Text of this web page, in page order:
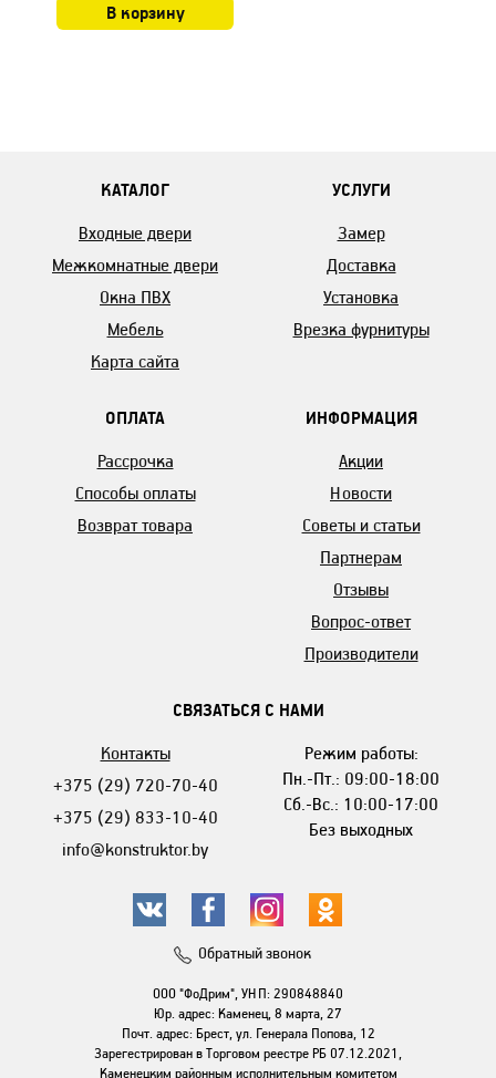
В корзину
КАТАЛОГ
Входные двери
Межкомнатные двери
Окна ПВХ
Мебель
Карта сайта
УСЛУГИ
Замер
Доставка
Установка
Врезка фурнитуры
ОПЛАТА
Рассрочка
Способы оплаты
Возврат товара
ИНФОРМАЦИЯ
Акции
Новости
Советы и статьи
Партнерам
Отзывы
Вопрос-ответ
Производители
СВЯЗАТЬСЯ С НАМИ
Контакты
+375 (29) 720-70-40
+375 (29) 833-10-40
info@konstruktor.by
Режим работы:
Пн.-Пт.: 09:00-18:00
Сб.-Вс.: 10:00-17:00
Без выходных
Обратный звонок
ООО "ФоДрим", УНП: 290848840
Юр. адрес: Каменец, 8 марта, 27
Почт. адрес: Брест, ул. Генерала Попова, 12
Зарегестрирован в Торговом реестре РБ 07.12.2021,
Каменецким районным исполнительным комитетом